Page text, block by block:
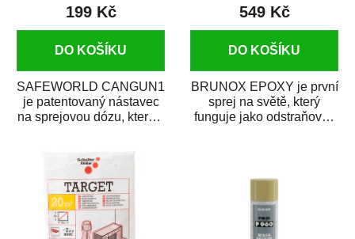
199 Kč
DO KOŠÍKU
SAFEWORLD CANGUN1
je patentovaný nástavec
na sprejovou dózu, který ji
549 Kč
DO KOŠÍKU
BRUNOX EPOXY je první
sprej na světě, který
funguje jako odstraňovač